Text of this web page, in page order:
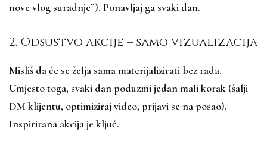
nove vlog suradnje”). Ponavljaj ga svaki dan.​
2. Odsustvo akcije – samo vizualizacija
Misliš da će se želja sama materijalizirati bez rada.
Umjesto toga, svaki dan poduzmi jedan mali korak (šalji
DM klijentu, optimiziraj video, prijavi se na posao).
Inspirirana akcija je ključ.​